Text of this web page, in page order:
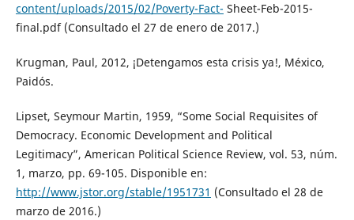
content/uploads/2015/02/Poverty-Fact- Sheet-Feb-2015-
final.pdf (Consultado el 27 de enero de 2017.)
Krugman, Paul, 2012, ¡Detengamos esta crisis ya!, México,
Paidós.
Lipset, Seymour Martin, 1959, “Some Social Requisites of
Democracy. Economic Development and Political
Legitimacy”, American Political Science Review, vol. 53, núm.
1, marzo, pp. 69-105. Disponible en:
http://www.jstor.org/stable/1951731 (Consultado el 28 de
marzo de 2016.)